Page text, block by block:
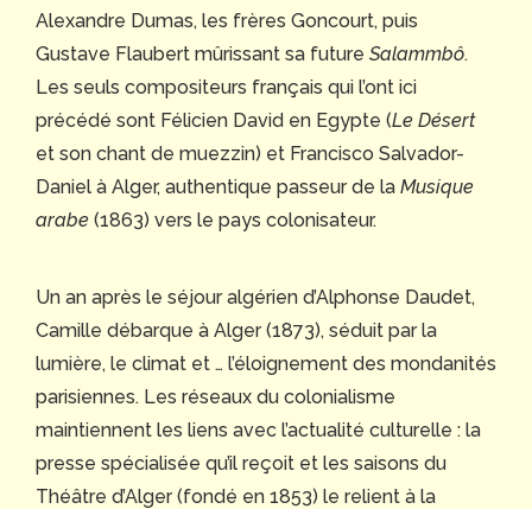
Alexandre Dumas, les frères Goncourt, puis
Gustave Flaubert mûrissant sa future Salammbô.
Les seuls compositeurs français qui l’ont ici
précédé sont Félicien David en Egypte (Le Désert
et son chant de muezzin) et Francisco Salvador-
Daniel à Alger, authentique passeur de la Musique
arabe (1863) vers le pays colonisateur.
Un an après le séjour algérien d’Alphonse Daudet,
Camille débarque à Alger (1873), séduit par la
lumière, le climat et … l’éloignement des mondanités
parisiennes. Les réseaux du colonialisme
maintiennent les liens avec l’actualité culturelle : la
presse spécialisée qu’il reçoit et les saisons du
Théâtre d’Alger (fondé en 1853) le relient à la